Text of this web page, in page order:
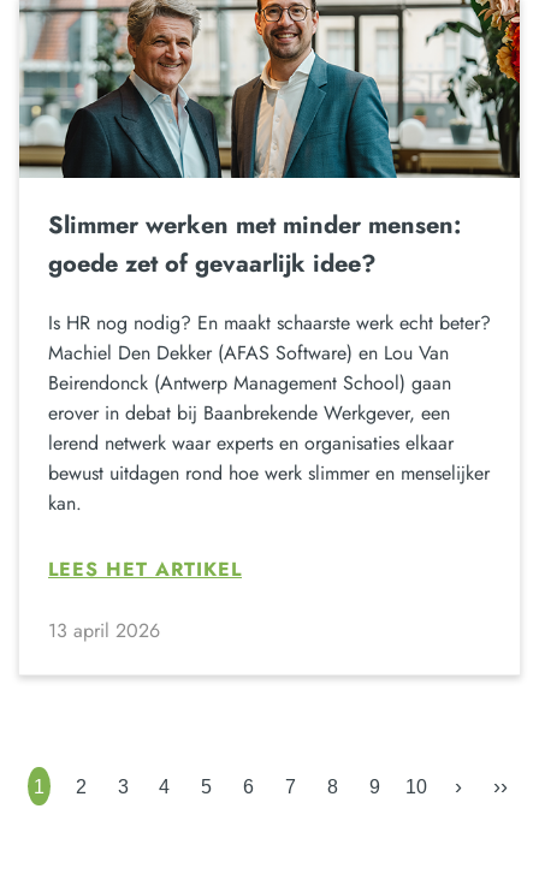
Slimmer werken met minder mensen:
goede zet of gevaarlijk idee?
Is HR nog nodig? En maakt schaarste werk echt beter?
Machiel Den Dekker (AFAS Software) en Lou Van
Beirendonck (Antwerp Management School) gaan
erover in debat bij Baanbrekende Werkgever, een
lerend netwerk waar experts en organisaties elkaar
bewust uitdagen rond hoe werk slimmer en menselijker
kan.
LEES HET ARTIKEL
13 april 2026
1 2 3 4 5 6 7 8 9 10 › ››